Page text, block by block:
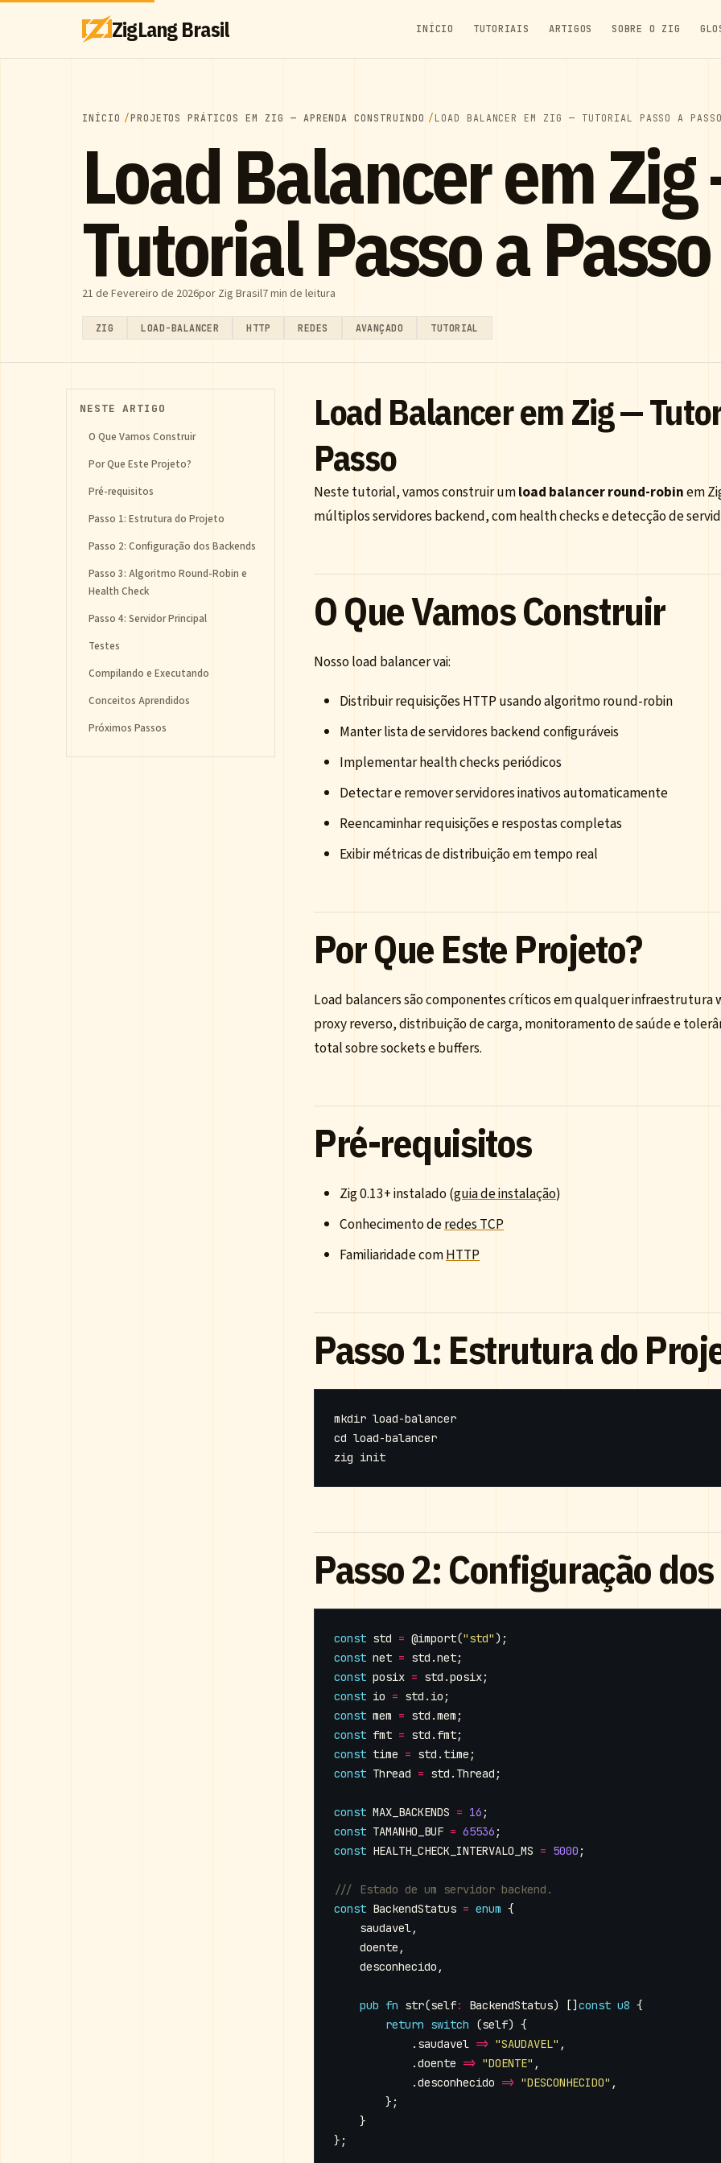
ZigLang Brasil INÍCIO TUTORIAIS ARTIGOS SOBRE O ZIG
INÍCIO PROJETOS PRÁTICOS EM ZIG — APRENDA CONSTRUINDO LOAD BALANCER EM ZIG — TUTORIAL PASSO A
Load Balancer em
Tutorial Passo a Passo
21 de Fevereiro de 2026por Zig Brasil7 min de leitura
ZIG LOAD-BALANCER HTTP REDES AVANÇADO TUTORIAL
NESTE ARTIGO
O Que Vamos Construir
Por Que Este Projeto?
Pré-requisitos
Passo 1: Estrutura do Projeto
Passo 2: Configuração dos Backends
Passo 3: Algoritmo Round-Robin e
Health Check
Passo 4: Servidor Principal
Testes
Compilando e Executando
Conceitos Aprendidos
Próximos Passos
Load Balancer em Zig —
Passo
Neste tutorial, vamos construir umload balancer round-robinem
múltiplos servidores backend, com health checks e detecção de
O Que Vamos Construir
Nosso load balancer vai:
Distribuir requisições HTTP usando algoritmo round-robin
Manter lista de servidores backend configuráveis
Implementar health checks periódicos
Detectar e remover servidores inativos automaticamente
Reencaminhar requisições e respostas completas
Exibir métricas de distribuição em tempo real
Por Que Este Projeto?
Load balancers são componentes críticos em qualquer infraestrutura
proxy reverso, distribuição de carga, monitoramento de saúde e
total sobre sockets e buffers.
Pré-requisitos
Zig 0.13+ instalado (guia de instalação)
Conhecimento deredes TCP
Familiaridade comHTTP
Passo 1: Estrutura do
cd
Passo 2: Configuração
const std = @import("std");
const net = std .net;
const posix = std .posix;
const io = std . io ;
const mem = std .mem ;
const fmt = std . fmt;
const time = std . time ;
const Thread = std . Thread ;
const MAX_BACKENDS = 16 ;
const TAMANHO_BUF = 65536 ;
const HEALTH_CHECK_INTERVALO_MS = 5000 ;
const BackendStatus = enum {
saudavel,
doente ,
desconhecido ,
pub fn str(self: BackendStatus) [] const u8 {
return switch (self) {
. saudavel => "SAUDAVEL" ,
.doente => "DOENTE" ,
.desconhecido => "DESCONHECIDO" ,
};
}
};